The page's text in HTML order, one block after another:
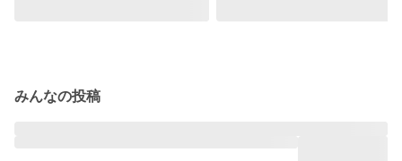
みんなの投稿